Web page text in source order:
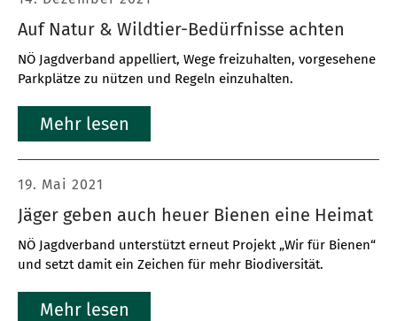
Auf Natur & Wildtier-Bedürfnisse achten
NÖ Jagdverband appelliert, Wege freizuhalten, vorgesehene
Parkplätze zu nützen und Regeln einzuhalten.
Mehr lesen
Jäger geben auch heuer Bienen eine Heimat
NÖ Jagdverband unterstützt erneut Projekt „Wir für Bienen“
und setzt damit ein Zeichen für mehr Biodiversität.
19. Mai 2021
Mehr lesen